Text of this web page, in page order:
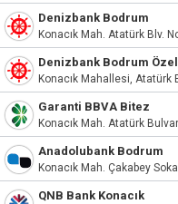
Denizbank Bodrum
Konacık Mah. Atatürk Blv.
Denizbank Bodrum Özel
Konacık Mahallesi, Atatürk
Garanti BBVA Bitez
Konacık Mah. Atatürk
Anadolubank Bodrum
Konacık Mah. Çakabey
QNB Bank Konacık